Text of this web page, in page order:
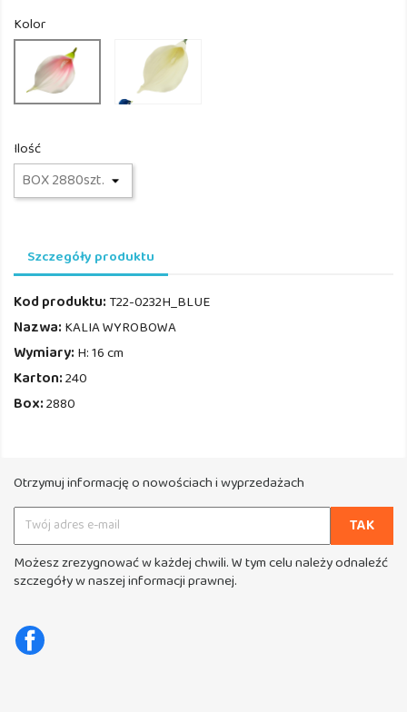
Kolor
T22-
0232H_CR/PINK
T22-
0232H_BLUE
Ilość
Szczegóły produktu
Kod produktu: T22-0232H_BLUE
Nazwa: KALIA WYROBOWA
Wymiary: H: 16 cm
Karton:240
Box:2880
Otrzymuj informację o nowościach i wyprzedażach
Możesz zrezygnować w każdej chwili. W tym celu należy odnaleźć
szczegóły w naszej informacji prawnej.